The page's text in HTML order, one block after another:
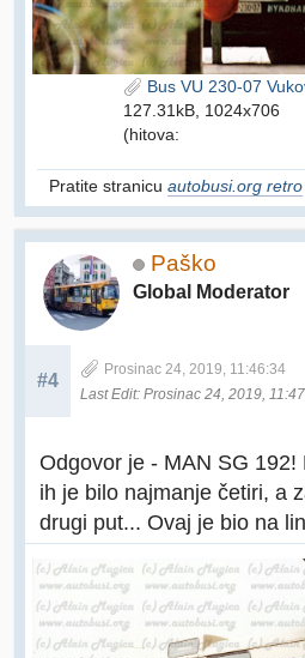
Bus VU 230-07
127.31kB, 1024x706
(hitova:
Pratite stranicu autobusi.org retro
Paško
Global Moderator
#4
Prosinac 24, 2019, 11:46:34
Last Edit: Prosinac 24, 2019,
Odgovor je - MAN SG 192!
ih je bilo najmanje četiri, a
drugi put... Ovaj je bio na